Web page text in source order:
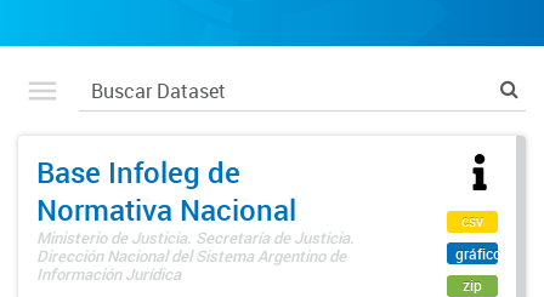
Base Infoleg de
Normativa Nacional
Ministerio de Justicia. Secretaría de Justicia.
Dirección Nacional del Sistema Argentino de
Información Jurídica
csv
gráfico
zip